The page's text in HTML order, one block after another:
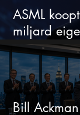
ASML
miljard
zet of dure
Bill